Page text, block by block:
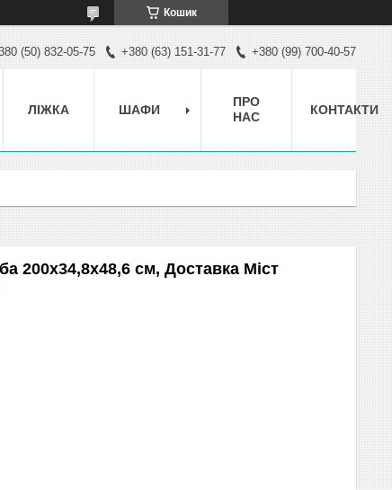
Кошик
(50) 832-05-75 +380 (63) 151-31-77 +380 (99) 700-40-57
ЛІЖКА ШАФИ
ПРО
НАС
КОНТАКТИ
200х34,8х48,6 см, Доставка Міст